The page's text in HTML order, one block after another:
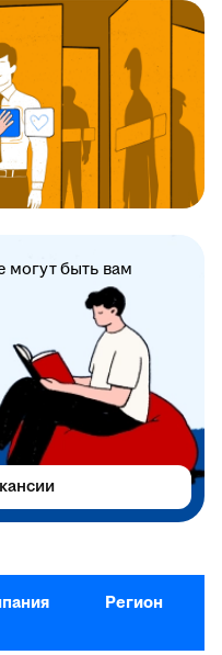
Регион
могут быть вам